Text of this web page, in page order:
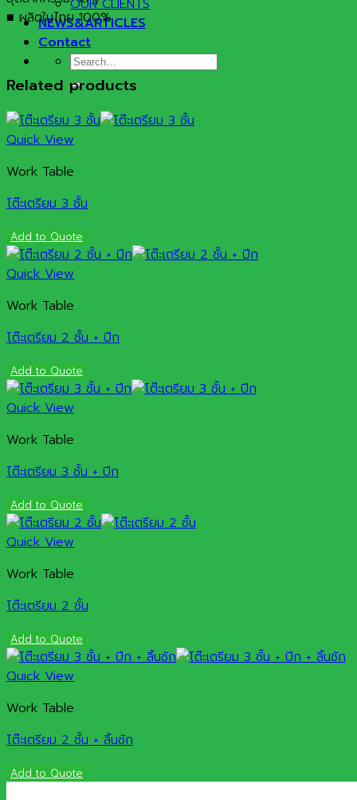
OUR CLIENTS
NEWS&ARTICLES
Contact
Search
for:
■ ผลิตในไทย 100%
Related products
Quick View
Work Table
โต๊ะเตรียม 3 ชั้น
Add to Quote
Quick View
Work Table
โต๊ะเตรียม 2 ชั้น + ปีก
Add to Quote
Quick View
Work Table
โต๊ะเตรียม 3 ชั้น + ปีก
Add to Quote
Quick View
Work Table
โต๊ะเตรียม 2 ชั้น
Add to Quote
Quick View
Work Table
โต๊ะเตรียม 2 ชั้น + ลิ้นชัก
Add to Quote